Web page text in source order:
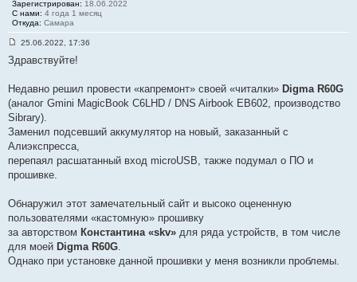
Зарегистрирован: 18.06.2022
С нами: 4 года 1 месяц
Откуда: Самара
о
о
щ
е
н
и
#
1
5
25.06.2022, 17:36
Здравствуйте!
Недавно решил провести «капремонт» своей «читалки» Digma R60G
(аналог Gmini MagicBook C6LHD / DNS Airbook EB602, производство
Sibrary).
Заменил подсевший аккумулятор на новый, заказанный с
Алиэкспресса,
перепаял расшатанный вход microUSB, также подумал о ПО и
прошивке.
Обнаружил этот замечательный сайт и высоко оцененную
пользователями «кастомную» прошивку
за авторством Константина «skv» для ряда устройств, в том числе
для моей Digma R60G.
Однако при установке данной прошивки у меня возникли проблемы.